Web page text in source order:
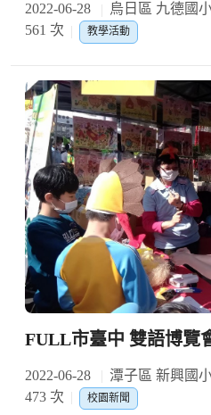
2022-06-28 烏日區 九德國
561 次
教學活動
FULL市臺中 雙語博覽
2022-06-28 潭子區 新興國
473 次
校園新聞